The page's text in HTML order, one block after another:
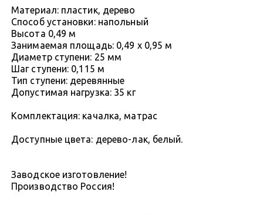
Материал: пластик, дерево
Способ установки: напольный
Высота 0,49 м
Занимаемая площадь: 0,49 х 0,95 м
Диаметр ступени: 25 мм
Шаг ступени: 0,115 м
Тип ступени: деревянные
Допустимая нагрузка: 35 кг
Комплектация: качалка, матрас
Доступные цвета: дерево-лак, белый.
Заводское изготовление!
Производство Россия!